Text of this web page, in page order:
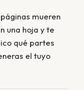
mueren
una hoja y te
qué partes
el tuyo